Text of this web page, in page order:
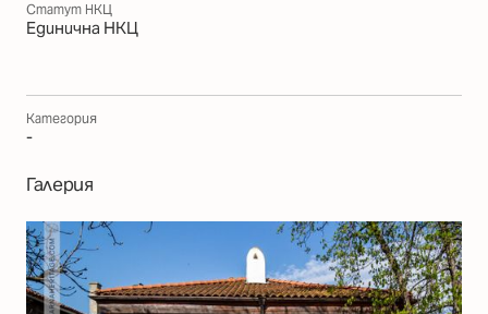
Статут НКЦ
Единична НКЦ
Категория
-
Галерия